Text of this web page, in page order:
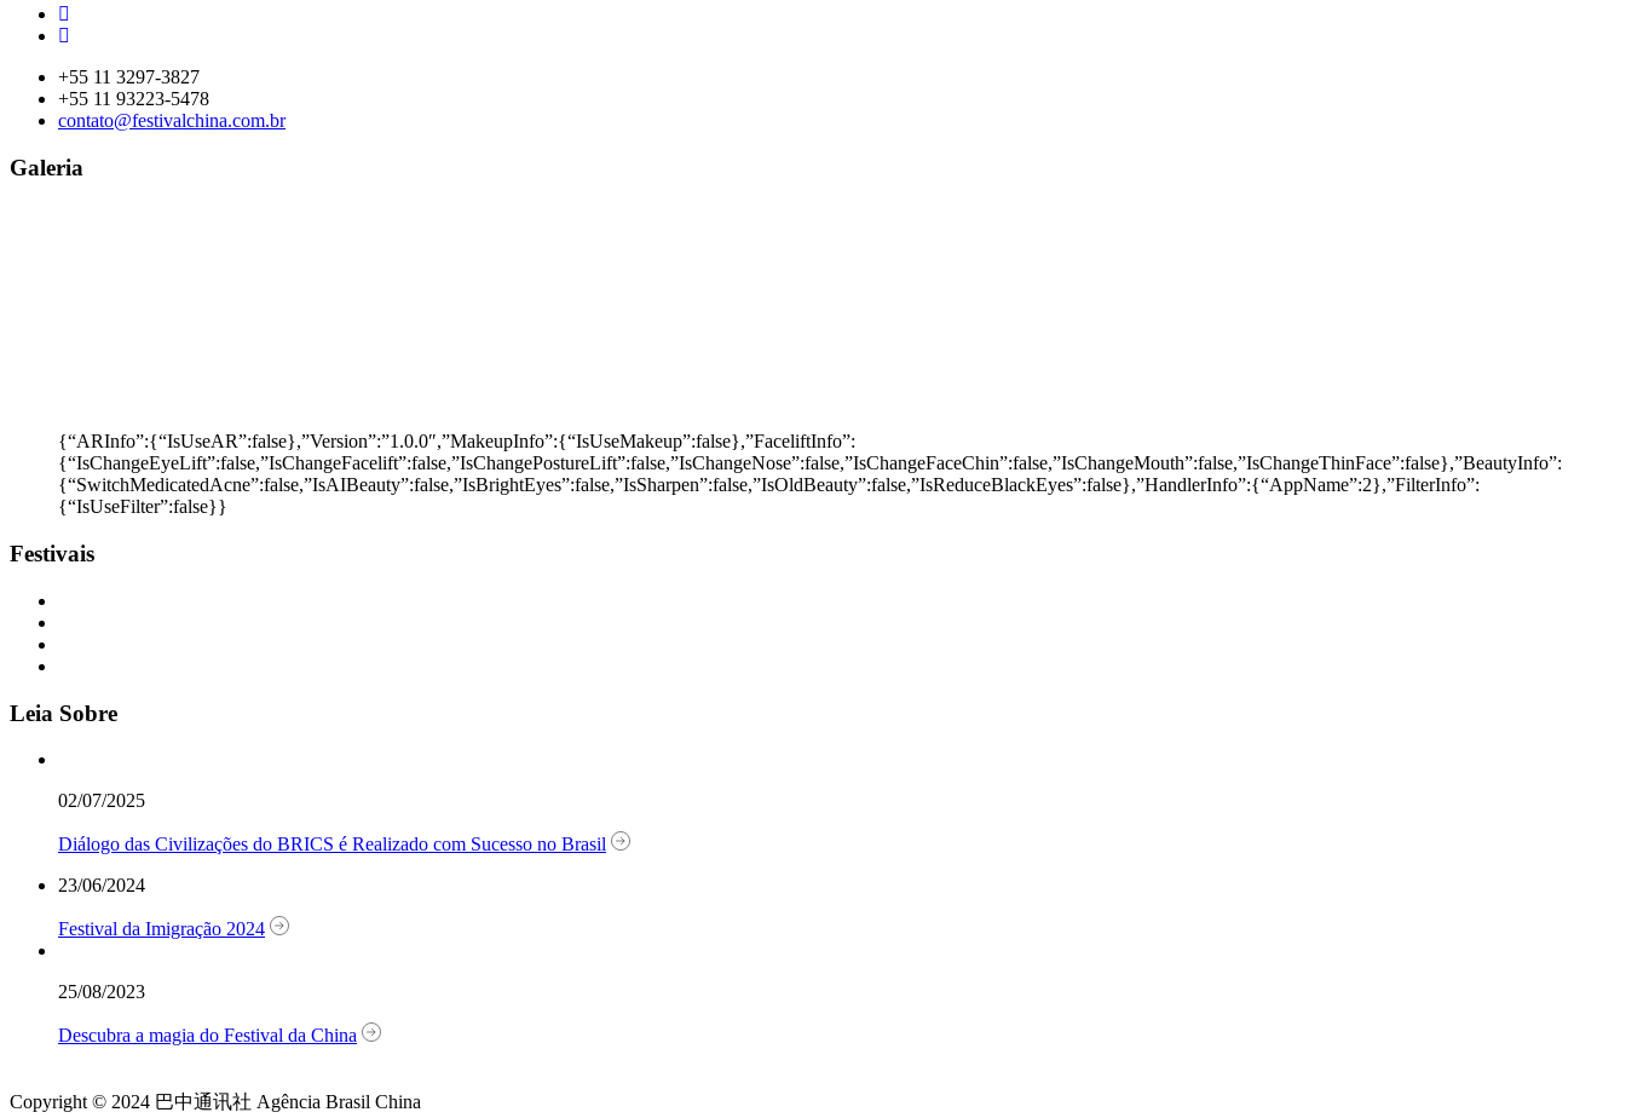
+55 11 3297-3827
+55 11 93223-5478
contato@festivalchina.com.br
Galeria
{“ARInfo”:{“IsUseAR”:false},”Version”:”1.0.0″,”MakeupInfo”:{“IsUseMakeup”:false},”FaceliftInfo”:
{“IsChangeEyeLift”:false,”IsChangeFacelift”:false,”IsChangePostureLift”:false,”IsChangeNose”:false,”IsChangeFaceChin”:false,”IsChangeMouth”:false,”IsChangeThinFace”:false},”BeautyInfo”:
{“SwitchMedicatedAcne”:false,”IsAIBeauty”:false,”IsBrightEyes”:false,”IsSharpen”:false,”IsOldBeauty”:false,”IsReduceBlackEyes”:false},”HandlerInfo”:{“AppName”:2},”FilterInfo”:
{“IsUseFilter”:false}}
Festivais
Leia Sobre
02/07/2025
Diálogo das Civilizações do BRICS é Realizado com Sucesso no Brasil
23/06/2024
Festival da Imigração 2024
25/08/2023
Descubra a magia do Festival da China
Copyright © 2024 巴中通讯社 Agência Brasil China